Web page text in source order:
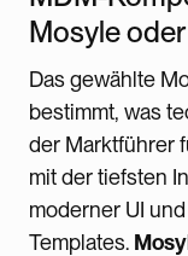
Mosyle
Das gewählte
bestimmt, was
der Marktführer
mit der tiefsten
moderner UI
Templates.